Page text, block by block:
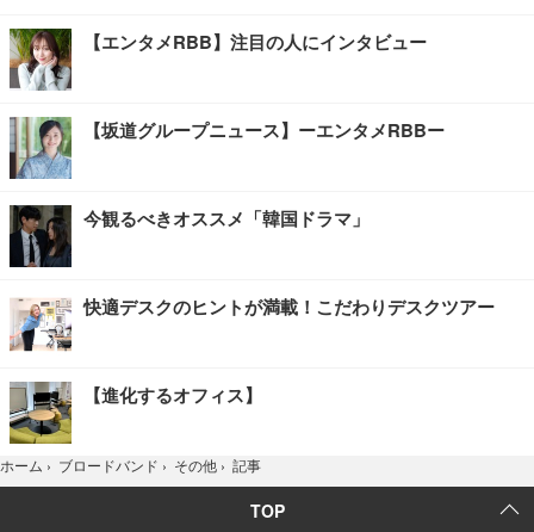
【エンタメRBB】注目の人にインタビュー
【坂道グループニュース】ーエンタメRBBー
今観るべきオススメ「韓国ドラマ」
快適デスクのヒントが満載！こだわりデスクツアー
【進化するオフィス】
ホーム › ブロードバンド › その他 › 記事
TOP